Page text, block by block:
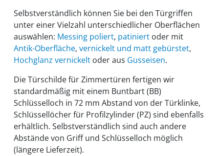
Selbstverständlich können Sie bei den Türgriffen
unter einer Vielzahl unterschiedlicher Oberflächen
auswählen: Messing poliert, patiniert oder mit
Antik-Oberfläche, vernickelt und matt gebürstet,
Hochglanz vernickelt oder aus Gusseisen.
Die Türschilde für Zimmertüren fertigen wir
standardmäßig mit einem Buntbart (BB)
Schlüsselloch in 72 mm Abstand von der Türklinke,
Schlüssellöcher für Profilzylinder (PZ) sind ebenfalls
erhältlich. Selbstverständlich sind auch andere
Abstände von Griff und Schlüsselloch möglich
(längere Lieferzeit).